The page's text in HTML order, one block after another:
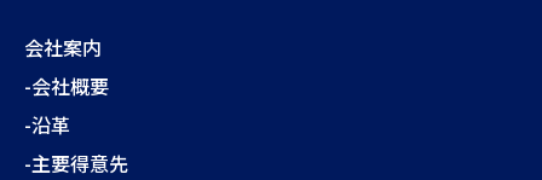
会社案内
-会社概要
-沿革
-主要得意先